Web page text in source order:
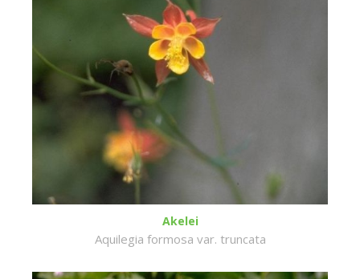
Akelei
Aquilegia formosa var. truncata